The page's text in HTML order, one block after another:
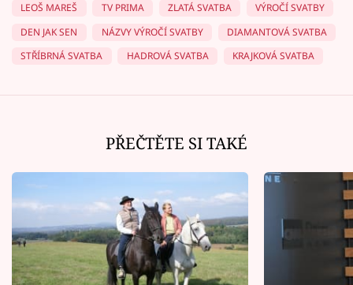
LEOŠ MAREŠ
TV PRIMA ZLATÁ SVATBA
VÝROČÍ SVATBY
DEN JAK SEN
NÁZVY VÝROČÍ SVATBY
DIAMANTOVÁ SVATBA
STŘÍBRNÁ SVATBA
HADROVÁ SVATBA KRAJKOVÁ SVATBA
PŘEČTĚTE SI TAKÉ